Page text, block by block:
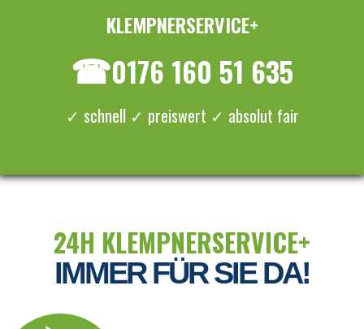
KLEMPNERSERVICE+
☎0176 160 51 635
✓ schnell ✓ preiswert ✓ absolut fair
24H KLEMPNERSERVICE+
IMMER FÜR SIE DA!